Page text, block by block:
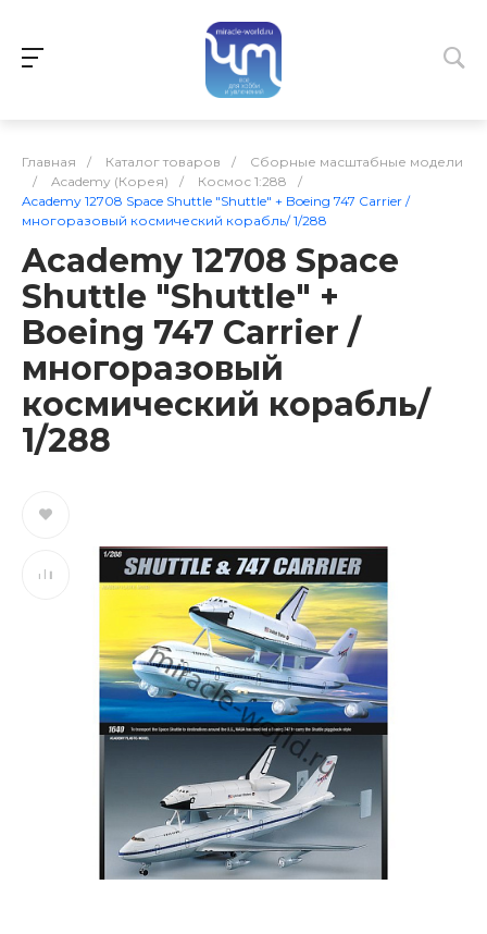
Главная / Каталог товаров /
Сборные масштабные модели
/
Academy (Корея) / Космос 1:288
/
Academy 12708 Space Shuttle "Shuttle" + Boeing 747 Carrier /
многоразовый космический корабль/ 1/288
Academy 12708 Space
Shuttle "Shuttle" +
Boeing 747 Carrier /
многоразовый
космический корабль/
1/288